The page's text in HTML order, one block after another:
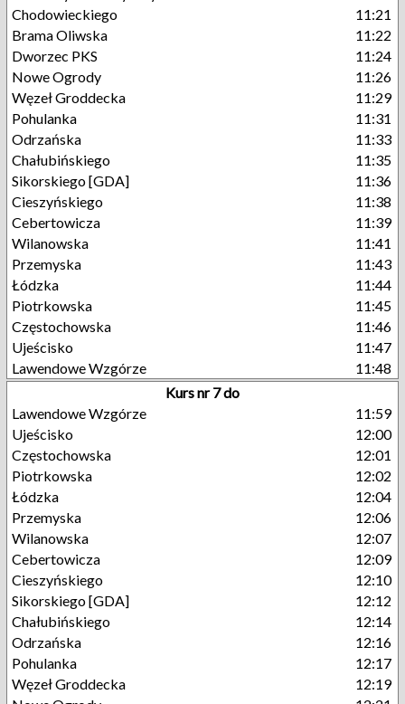
Chodowieckiego
11:21
Brama Oliwska
11:22
Dworzec PKS
11:24
Nowe Ogrody
11:26
Węzeł Groddecka
11:29
Pohulanka
11:31
Odrzańska
11:33
Chałubińskiego
11:35
Sikorskiego [GDA]
11:36
Cieszyńskiego
11:38
Cebertowicza
11:39
Wilanowska
11:41
Przemyska
11:43
Łódzka
11:44
Piotrkowska
11:45
Częstochowska
11:46
Ujeścisko
11:47
Lawendowe Wzgórze
11:48
Kurs nr 7 do
Lawendowe Wzgórze
11:59
Ujeścisko
12:00
Częstochowska
12:01
Piotrkowska
12:02
Łódzka
12:04
Przemyska
12:06
Wilanowska
12:07
Cebertowicza
12:09
Cieszyńskiego
12:10
Sikorskiego [GDA]
12:12
Chałubińskiego
12:14
Odrzańska
12:16
Pohulanka
12:17
Węzeł Groddecka
12:19